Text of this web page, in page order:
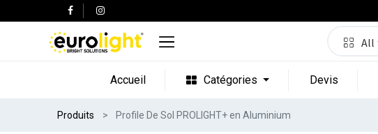
All
Accueil Catégories Devis
Produits Profile De Sol PROLIGHT+ en Aluminium